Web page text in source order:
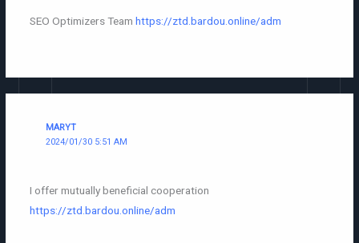
SEO Optimizers Team https://ztd.bardou.online/adm
MARYT
2024/01/30 5:51 AM
I offer mutually beneficial cooperation
https://ztd.bardou.online/adm